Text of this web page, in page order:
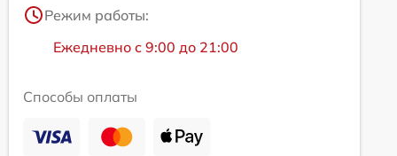
Режим работы:
Ежедневно с 9:00 до 21:00
Способы оплаты